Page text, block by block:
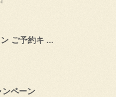
ご予約キ ...
ンペーン